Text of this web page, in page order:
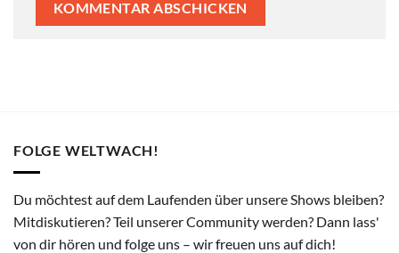
FOLGE WELTWACH!
Du möchtest auf dem Laufenden über unsere Shows bleiben?
Mitdiskutieren? Teil unserer Community werden? Dann lass'
von dir hören und folge uns – wir freuen uns auf dich!